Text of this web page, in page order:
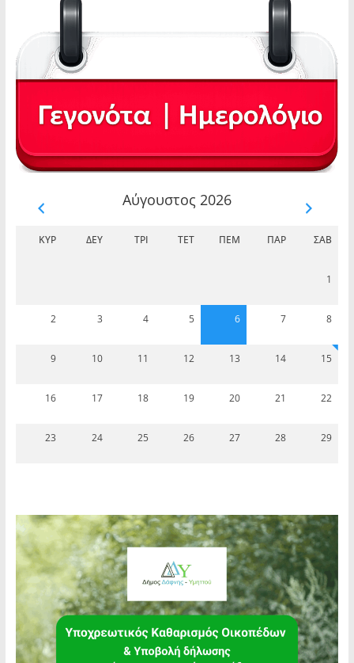
Αύγουστος 2026
ΚΥΡ ΔΕΥ ΤΡΊ ΤΕΤ ΠΈΜ ΠΑΡ ΣΆΒ
1
2 3 4 5 6 7 8
9 10 11 12 13 14 15
16 17 18 19 20 21 22
23 24 25 26 27 28 29